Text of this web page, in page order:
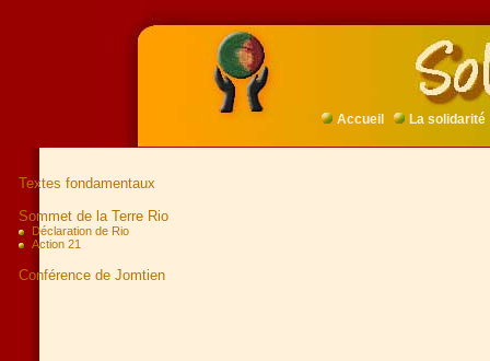
Accueil La solidarité
Textes fondamentaux
Sommet de la Terre Rio
Déclaration de Rio
Action 21
Conférence de Jomtien